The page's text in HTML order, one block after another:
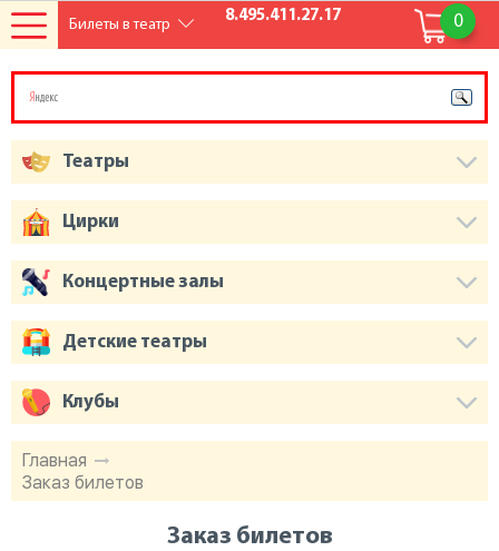
0
8.495.411.27.17
Главная
Заказ билетов
Заказ билетов
Театры
Цирки
Концертные залы
Детские театры
Клубы
Билеты в театр